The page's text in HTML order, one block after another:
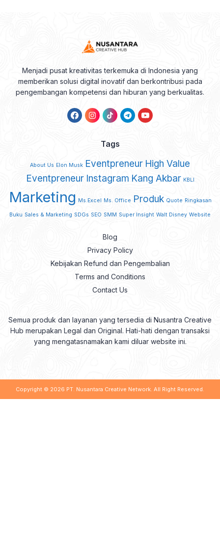
Menjadi pusat kreativitas terkemuka di Indonesia yang
memberikan solusi digital inovatif dan berkontribusi pada
pengembangan kompetensi dan hiburan yang berkualitas.
Tags
About Us Elon Musk Eventpreneur High Value
Eventpreneur Instagram Kang Akbar KBLI
Marketing Ms.Excel Ms. Office Produk Quote Ringkasan
Buku Sales & Marketing SDGs SEO SMM Super Insight Walt Disney Website
Blog
Privacy Policy
Kebijakan Refund dan Pengembalian
Terms and Conditions
Contact Us
Semua produk dan layanan yang tersedia di Nusantra Creative
Hub merupakan Legal dan Original. Hati-hati dengan transaksi
yang mengatasnamakan kami diluar website ini.
Copyright © 2026 PT. Nusantara Creative Network. All Right Reserved.